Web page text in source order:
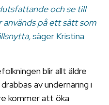
och se till
används på ett sätt som
säger Kristina
blir allt äldre
av undernäring i
kommer att öka